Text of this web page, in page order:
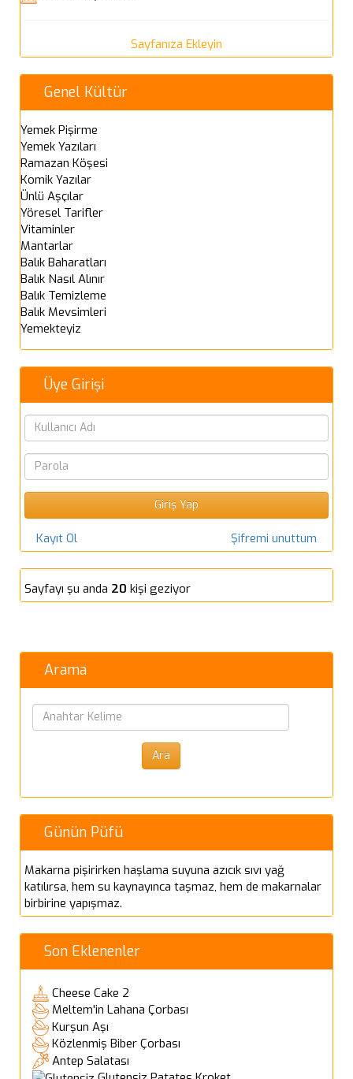
Sayfanıza Ekleyin
Genel Kültür
Yemek Pişirme
Yemek Yazıları
Ramazan Köşesi
Komik Yazılar
Ünlü Aşçılar
Yöresel Tarifler
Vitaminler
Mantarlar
Balık Baharatları
Balık Nasıl Alınır
Balık Temizleme
Balık Mevsimleri
Yemekteyiz
Üye Girişi
Kayıt Ol Şifremi unuttum
Sayfayı şu anda 20 kişi geziyor
Arama
Günün Püfü
Makarna pişirirken haşlama suyuna azıcık sıvı yağ
katılırsa, hem su kaynayınca taşmaz, hem de makarnalar
birbirine yapışmaz.
Son Eklenenler
Cheese Cake 2
Meltem'in Lahana Çorbası
Kurşun Aşı
Közlenmiş Biber Çorbası
Antep Salatası